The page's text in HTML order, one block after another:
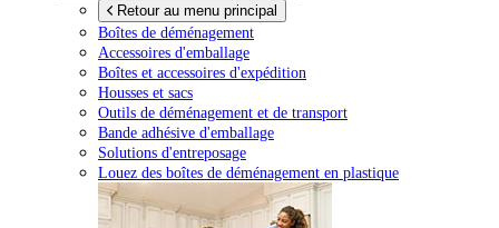
Retour au menu principal
Boîtes de déménagement
Accessoires d'emballage
Boîtes et accessoires d'expédition
Housses et sacs
Outils de déménagement et de transport
Bande adhésive d'emballage
Solutions d'entreposage
Louez des boîtes de déménagement en plastique